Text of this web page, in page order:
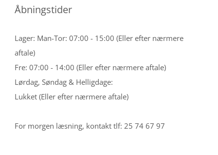
Åbningstider
Lager: Man-Tor: 07:00 - 15:00 (Eller efter nærmere
aftale)
Fre: 07:00 - 14:00 (Eller efter nærmere aftale)
Lørdag, Søndag & Helligdage:
Lukket (Eller efter nærmere aftale)
For morgen læsning, kontakt tlf: 25 74 67 97